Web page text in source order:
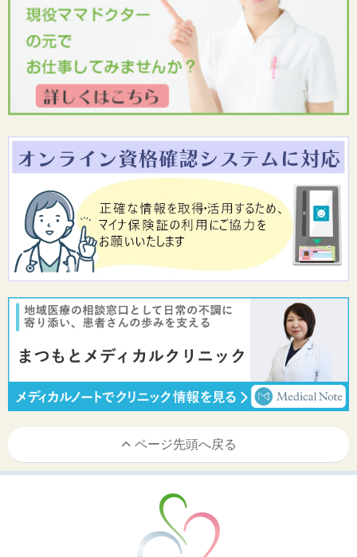
ページ先頭へ戻る